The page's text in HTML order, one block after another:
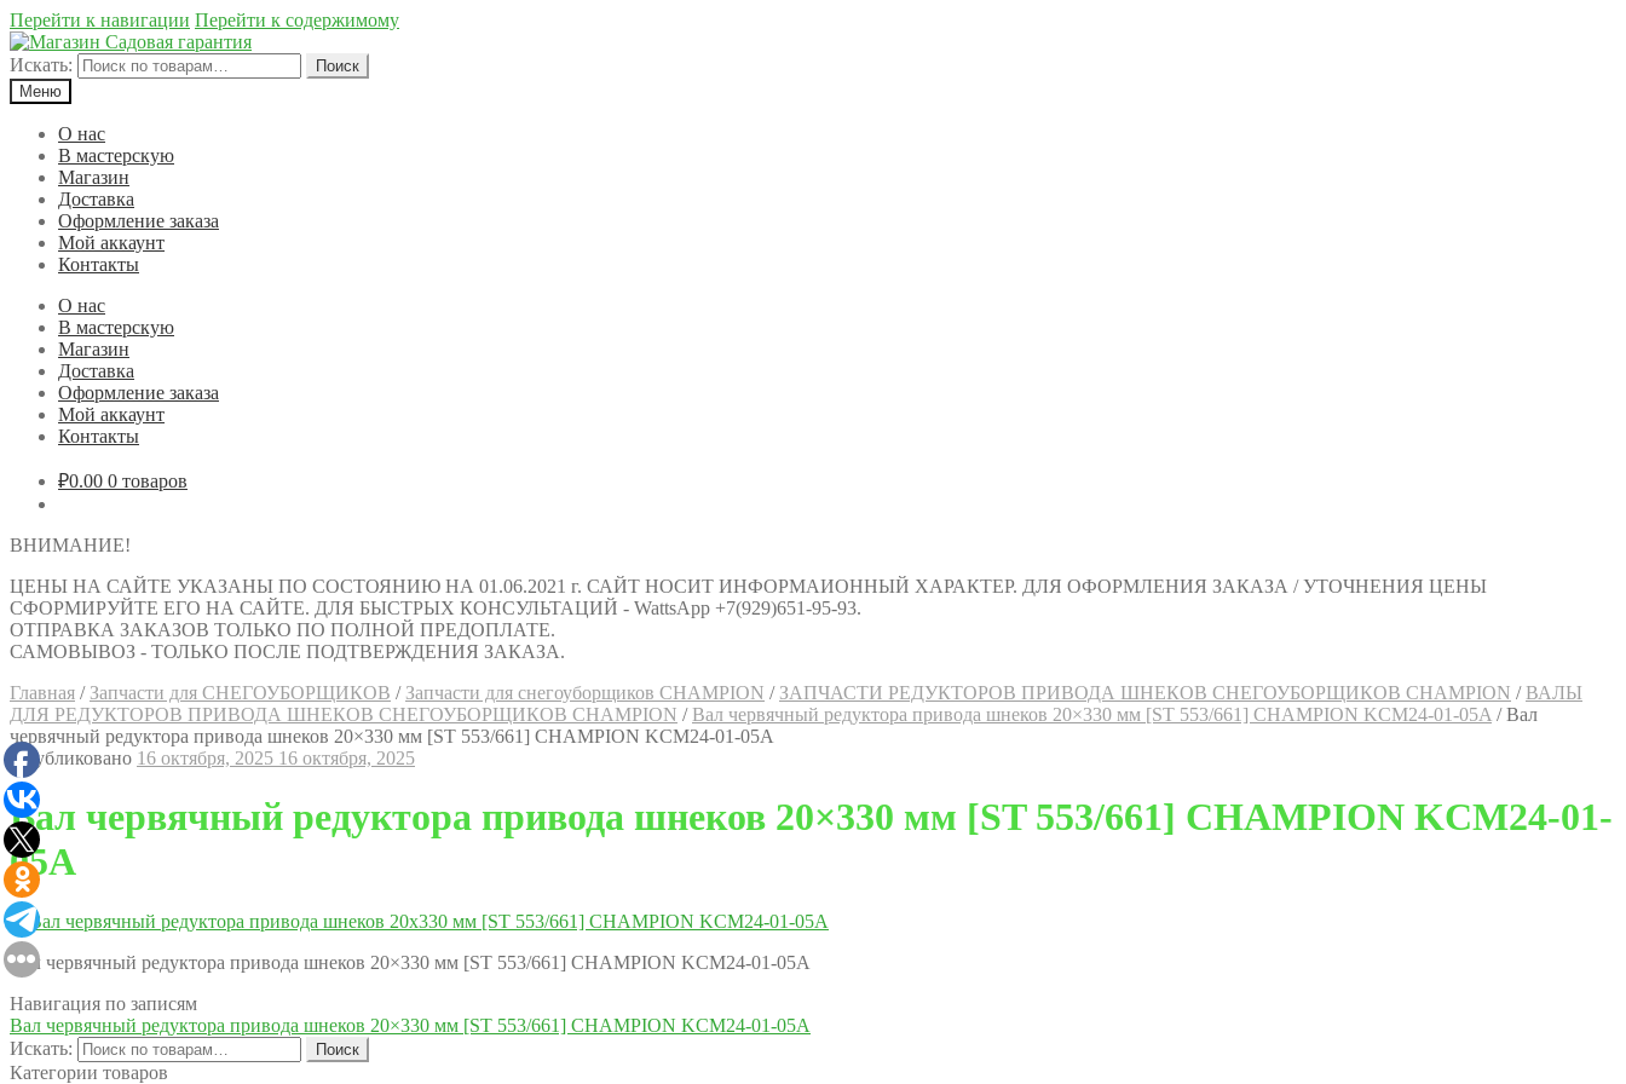
Перейти к навигации Перейти к содержимому
Искать:
Поиск
Меню
О нас
В мастерскую
Магазин
Доставка
Оформление заказа
Мой аккаунт
Контакты
О нас
В мастерскую
Магазин
Доставка
Оформление заказа
Мой аккаунт
Контакты
₽0.00 0 товаров
ВНИМАНИЕ!
ЦЕНЫ НА САЙТЕ УКАЗАНЫ ПО СОСТОЯНИЮ НА 01.06.2021 г. САЙТ НОСИТ ИНФОРМАИОННЫЙ ХАРАКТЕР. ДЛЯ ОФОРМЛЕНИЯ ЗАКАЗА / УТОЧНЕНИЯ ЦЕНЫ
СФОРМИРУЙТЕ ЕГО НА САЙТЕ. ДЛЯ БЫСТРЫХ КОНСУЛЬТАЦИЙ - WattsApp +7(929)651-95-93.
ОТПРАВКА ЗАКАЗОВ ТОЛЬКО ПО ПОЛНОЙ ПРЕДОПЛАТЕ.
САМОВЫВОЗ - ТОЛЬКО ПОСЛЕ ПОДТВЕРЖДЕНИЯ ЗАКАЗА.
Главная / Запчасти для СНЕГОУБОРЩИКОВ / Запчасти для снегоуборщиков CHAMPION / ЗАПЧАСТИ РЕДУКТОРОВ ПРИВОДА ШНЕКОВ СНЕГОУБОРЩИКОВ CHAMPION / ВАЛЫ
ДЛЯ РЕДУКТОРОВ ПРИВОДА ШНЕКОВ СНЕГОУБОРЩИКОВ CHAMPION / Вал червячный редуктора привода шнеков 20×330 мм [ST 553/661] CHAMPION KCM24-01-05A /Вал
червячный редуктора привода шнеков 20×330 мм [ST 553/661] CHAMPION KCM24-01-05A
Опубликовано 16 октября, 2025 16 октября, 2025
Вал червячный редуктора привода шнеков 20×330 мм [ST 553/661] CHAMPION KCM24-01-
05A
Вал червячный редуктора привода шнеков 20×330 мм [ST 553/661] CHAMPION KCM24-01-05A
Навигация по записям
Вал червячный редуктора привода шнеков 20×330 мм [ST 553/661] CHAMPION KCM24-01-05A
Искать:
Поиск
Категории товаров